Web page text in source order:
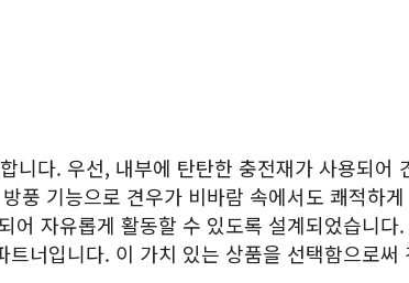
니다. 우선, 내부에 탄탄한 충전재가 사용되어
풍 기능으로 견우가 비바람 속에서도 쾌적하
어 자유롭게 활동할 수 있도록 설계되었습니다
너입니다. 이 가치 있는 상품을 선택함으로써